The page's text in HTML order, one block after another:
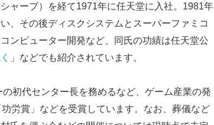
ャープ）を経て1971年に任天堂に入社。1981年
、その後ディスクシステムとスーパーファミコ
ンピューター開発など、同氏の功績は任天堂公
」などでも紹介されています。
初代センター長を務めるなど、ゲーム産業の発
労賞」などを受賞しています。なお、葬儀など